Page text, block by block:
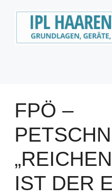
FPÖ –
IST DER